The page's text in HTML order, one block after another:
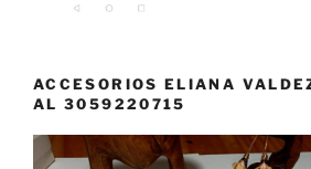
ACCESORIOS ELIANA
AL 3059220715